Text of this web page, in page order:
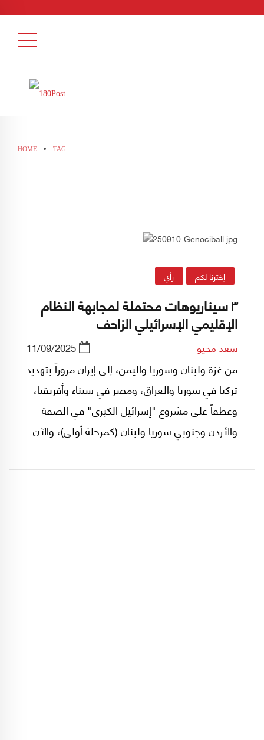
HOME TAG
إخترنا لكم رأي
٣ سيناريوهات محتملة لمجابهة النظام
الإقليمي الإسرائيلي الزاحف
سعد محيو 11/09/2025
من غزة ولبنان وسوريا واليمن، إلى إيران مروراً بتهديد
تركيا في سوريا والعراق، ومصر في سيناء وأفريقيا،
وعطفاً على مشروع "إسرائيل الكبرى" في الضفة
والأردن وجنوبي سوريا ولبنان (كمرحلة أولى)، والآن